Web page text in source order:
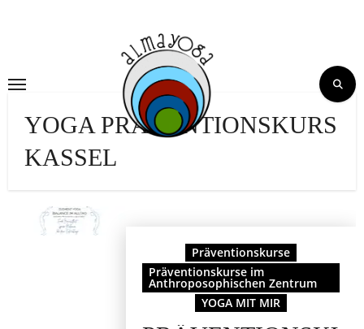
YOGA PRÄVENTIONSKURS
KASSEL
Präventionskurse
Präventionskurse im
Anthroposophischen Zentrum
YOGA MIT MIR